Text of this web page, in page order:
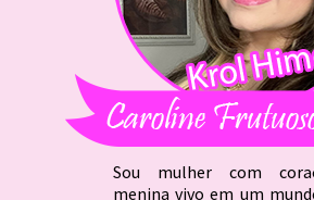
Sou mulher com
menina vivo em um